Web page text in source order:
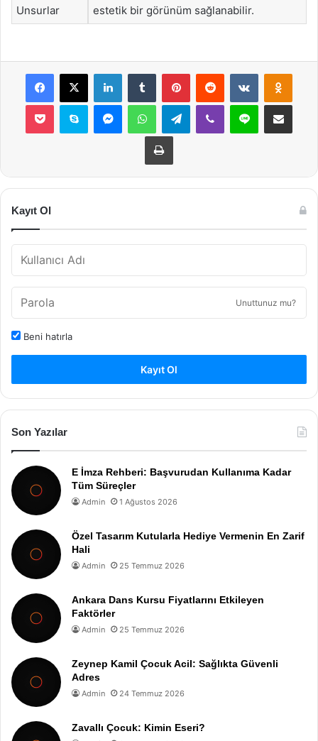
Unsurlar
estetik bir görünüm sağlanabilir.
Facebook
X LinkedInTumblr PinterestReddit VKontakte
Pocket Skype MessengerWhatsAppTelegramViber Line E-Posta ile
Yazdır
Kayıt Ol
Unuttunuz mu?
Beni hatırla
Kayıt Ol
Son Yazılar
E İmza Rehberi: Başvurudan Kullanıma Kadar
Tüm Süreçler
Admin 1 Ağustos 2026
Özel Tasarım Kutularla Hediye Vermenin En Zarif
Hali
Admin 25 Temmuz 2026
Ankara Dans Kursu Fiyatlarını Etkileyen
Faktörler
Admin 25 Temmuz 2026
Zeynep Kamil Çocuk Acil: Sağlıkta Güvenli
Adres
Admin 24 Temmuz 2026
Zavallı Çocuk: Kimin Eseri?